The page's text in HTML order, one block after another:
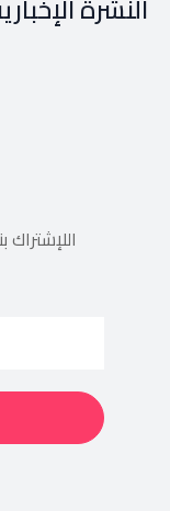
اللإشتراك